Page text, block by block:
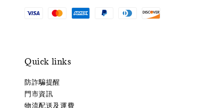
Quick links
防詐騙提醒
門市資訊
物流配送及運費